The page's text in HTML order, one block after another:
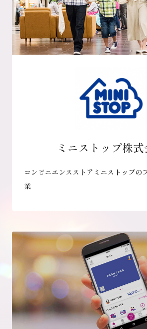
ミニストップ株式
コンビニエンスストアミニストップの
業